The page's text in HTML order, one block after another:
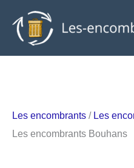
contenu
Les encombrants / Les
Les encombrants Bouhans